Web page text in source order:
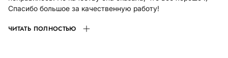
Спасибо большое за качественную работу!
ЧИТАТЬ ПОЛНОСТЬЮ